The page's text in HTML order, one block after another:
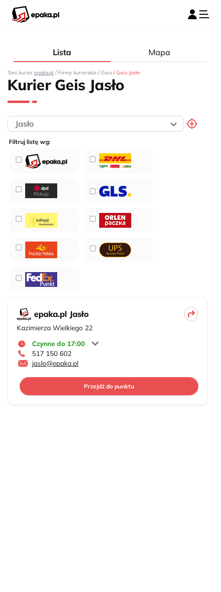
Lista Mapa
Tani kurier epaka.pl / Firmy kurierskie / Geis / Geis Jasło
Kurier Geis Jasło
Filtruj listę wg:
epaka.pl Jasło
Kazimierza Wielkiego 22
Czynne do 17:00
517 150 602
jaslo@epaka.pl
Przejdź do punktu